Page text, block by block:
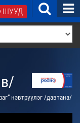
ШУУД
нэвтрүүлэг /давтана/